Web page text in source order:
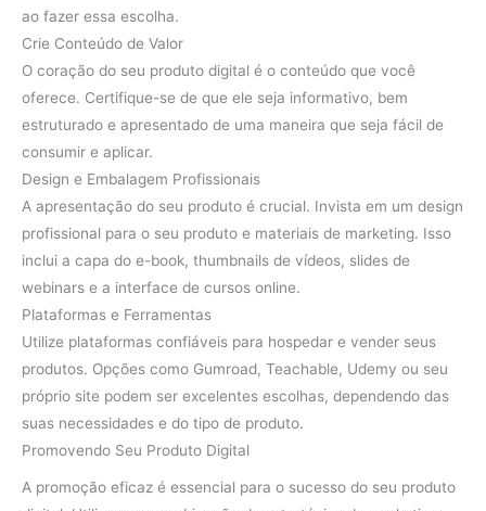
ao fazer essa escolha.
Crie Conteúdo de Valor
O coração do seu produto digital é o conteúdo que você
oferece. Certifique-se de que ele seja informativo, bem
estruturado e apresentado de uma maneira que seja fácil de
consumir e aplicar.
Design e Embalagem Profissionais
A apresentação do seu produto é crucial. Invista em um design
profissional para o seu produto e materiais de marketing. Isso
inclui a capa do e-book, thumbnails de vídeos, slides de
webinars e a interface de cursos online.
Plataformas e Ferramentas
Utilize plataformas confiáveis para hospedar e vender seus
produtos. Opções como Gumroad, Teachable, Udemy ou seu
próprio site podem ser excelentes escolhas, dependendo das
suas necessidades e do tipo de produto.
Promovendo Seu Produto Digital
A promoção eficaz é essencial para o sucesso do seu produto